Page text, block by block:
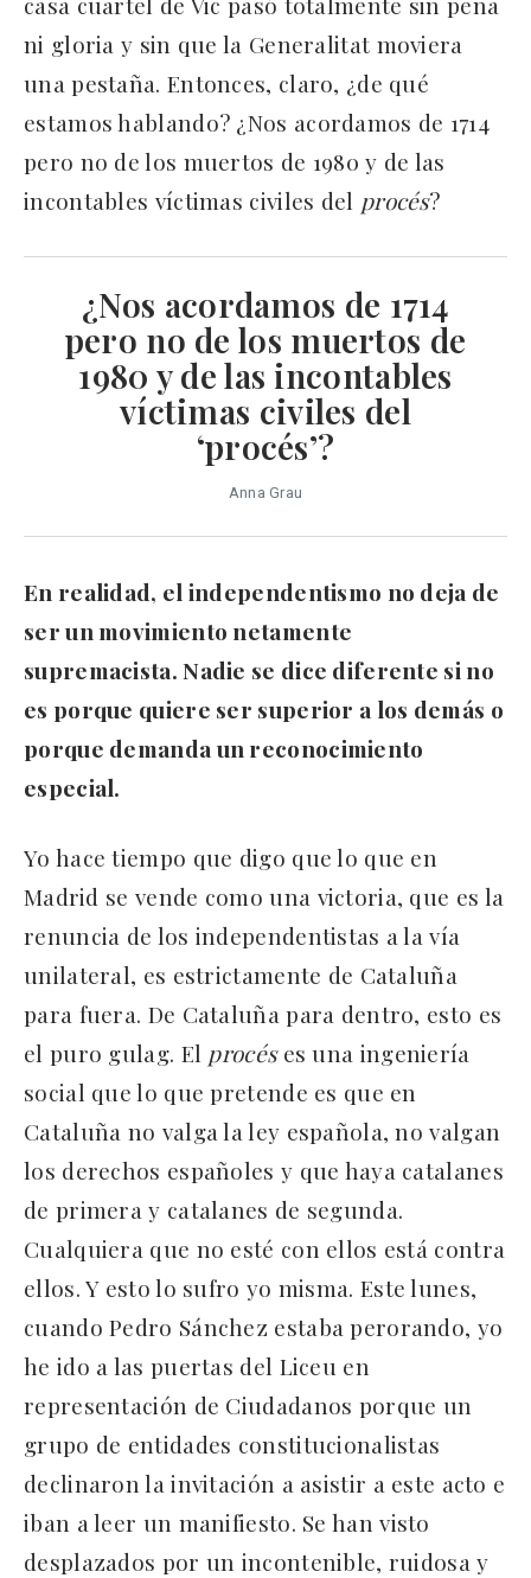
ni gloria y sin que la Generalitat moviera
una pestaña. Entonces, claro, ¿de qué
estamos hablando? ¿Nos acordamos de 1714
pero no de los muertos de 1980 y de las
incontables víctimas civiles del procés?
¿Nos acordamos de 1714
pero no de los muertos de
1980 y de las incontables
víctimas civiles del
‘procés’?
Anna Grau
En realidad, el independentismo no deja de
ser un movimiento netamente
supremacista. Nadie se dice diferente si no
es porque quiere ser superior a los demás o
porque demanda un reconocimiento
especial.
Yo hace tiempo que digo que lo que en
Madrid se vende como una victoria, que es la
renuncia de los independentistas a la vía
unilateral, es estrictamente de Cataluña
para fuera. De Cataluña para dentro, esto es
el puro gulag. El procéses una ingeniería
social que lo que pretende es que en
Cataluña no valga la ley española, no valgan
los derechos españoles y que haya catalanes
de primera y catalanes de segunda.
Cualquiera que no esté con ellos está contra
ellos. Y esto lo sufro yo misma. Este lunes,
cuando Pedro Sánchez estaba perorando, yo
he ido a las puertas del Liceu en
representación de Ciudadanos porque un
grupo de entidades constitucionalistas
declinaron la invitación a asistir a este acto e
iban a leer un manifiesto. Se han visto
desplazados por un incontenible, ruidosa y